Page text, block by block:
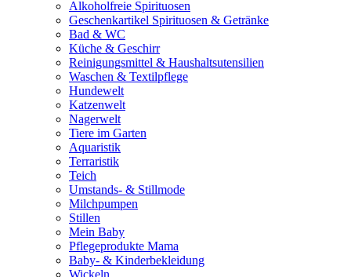
Alkoholfreie Spirituosen
Geschenkartikel Spirituosen & Getränke
Bad & WC
Küche & Geschirr
Reinigungsmittel & Haushaltsutensilien
Waschen & Textilpflege
Hundewelt
Katzenwelt
Nagerwelt
Tiere im Garten
Aquaristik
Terraristik
Teich
Umstands- & Stillmode
Milchpumpen
Stillen
Mein Baby
Pflegeprodukte Mama
Baby- & Kinderbekleidung
Wickeln